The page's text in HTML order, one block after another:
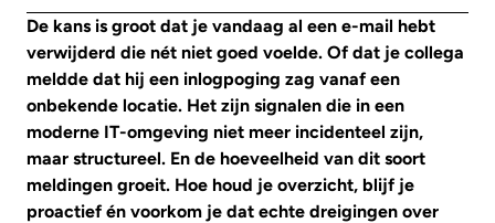
De kans is groot dat je vandaag al een e-mail hebt
verwijderd die nét niet goed voelde. Of dat je collega
meldde dat hij een inlogpoging zag vanaf een
onbekende locatie. Het zijn signalen die in een
moderne IT-omgeving niet meer incidenteel zijn,
maar structureel. En de hoeveelheid van dit soort
meldingen groeit. Hoe houd je overzicht, blijf je
proactief én voorkom je dat echte dreigingen over